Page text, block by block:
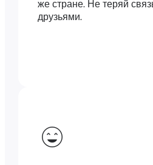
же стране. Не теряй
друзьями.